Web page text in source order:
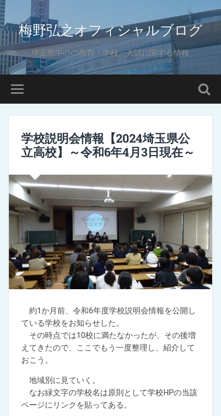
梅野弘之オフィシャルブログ
埼玉県中心の教育・学校・入試に関する情報
学校説明会情報【2024埼玉県公
立高校】～令和6年4月3日現在～
約1か月前、令和6年度学校説明会情報を公開し
ている学校をお知らせした。
その時点では10校に満たなかったが、その後増
えてきたので、ここでもう一度整理し、紹介して
おこう。
地域別に見ていく。
なお緑文字の学校名は原則として学校HPの当該
ページにリンクを貼ってある。